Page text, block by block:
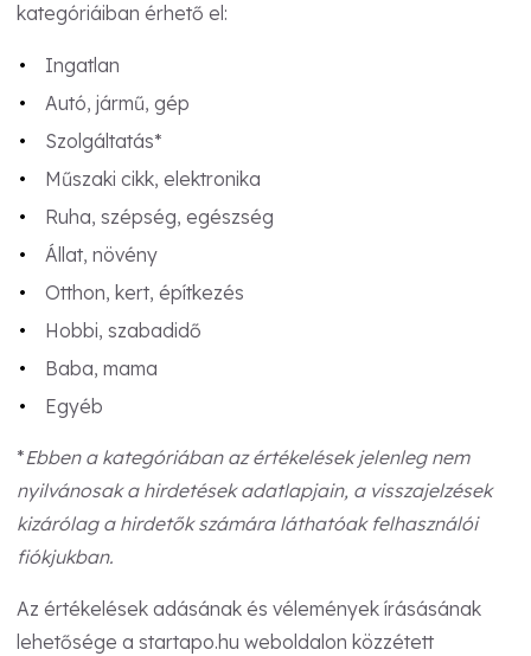
kategóriáiban érhető el:
Ingatlan
Autó, jármű, gép
Szolgáltatás*
Műszaki cikk, elektronika
Ruha, szépség, egészség
Állat, növény
Otthon, kert, építkezés
Hobbi, szabadidő
Baba, mama
Egyéb
*Ebben a kategóriában az értékelések jelenleg nem
nyilvánosak a hirdetések adatlapjain, a visszajelzések
kizárólag a hirdetők számára láthatóak felhasználói
fiókjukban.
Az értékelések adásának és vélemények írásásának
lehetősége a startapo.hu weboldalon közzétett